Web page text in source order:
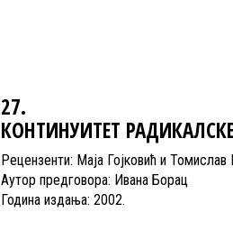
27.
КОНТИНУИТЕТ
Рецензенти: Маја Гојковић и Томислав
Аутор предговора: Ивана Борац
Година издања: 2002.